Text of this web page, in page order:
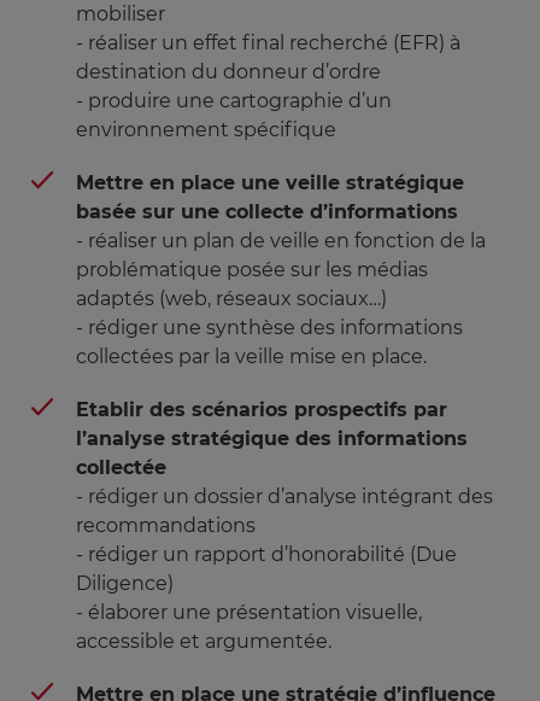
mobiliser
- réaliser un effet final recherché (EFR) à
destination du donneur d’ordre
- produire une cartographie d’un
environnement spécifique
Mettre en place une veille stratégique
basée sur une collecte d’informations
- réaliser un plan de veille en fonction de la
problématique posée sur les médias
adaptés (web, réseaux sociaux…)
- rédiger une synthèse des informations
collectées par la veille mise en place.
Etablir des scénarios prospectifs par
l’analyse stratégique des informations
collectée
- rédiger un dossier d’analyse intégrant des
recommandations
- rédiger un rapport d’honorabilité (Due
Diligence)
- élaborer une présentation visuelle,
accessible et argumentée.
Mettre en place une stratégie d’influence